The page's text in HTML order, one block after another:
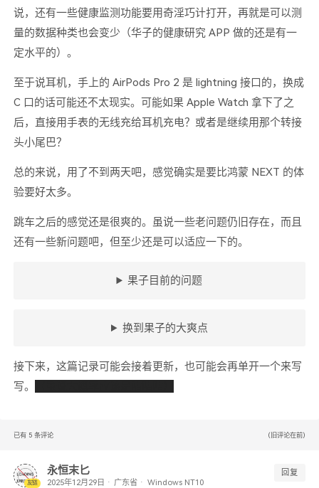
说，还有一些健康监测功能要用奇淫巧计打开，再就是可以测
量的数据种类也会变少（华子的健康研究 APP 做的还是有一
定水平的）。
至于说耳机，手上的 AirPods Pro 2 是 lightning 接口的，换成
C 口的话可能还不太现实。可能如果 Apple Watch 拿下了之
后，直接用手表的无线充给耳机充电？或者是继续用那个转接
头小尾巴？
总的来说，用了不到两天吧，感觉确实是要比鸿蒙 NEXT 的体
验要好太多。
跳车之后的感觉还是很爽的。虽说一些老问题仍旧存在，而且
还有一些新问题吧，但至少还是可以适应一下的。
果子目前的问题
换到果子的大爽点
接下来，这篇记录可能会接着更新，也可能会再单开一个来写
写。
已有 5条评论 (旧评论在前)
友链
回复
永恒末匕
广东省 Windows NT10